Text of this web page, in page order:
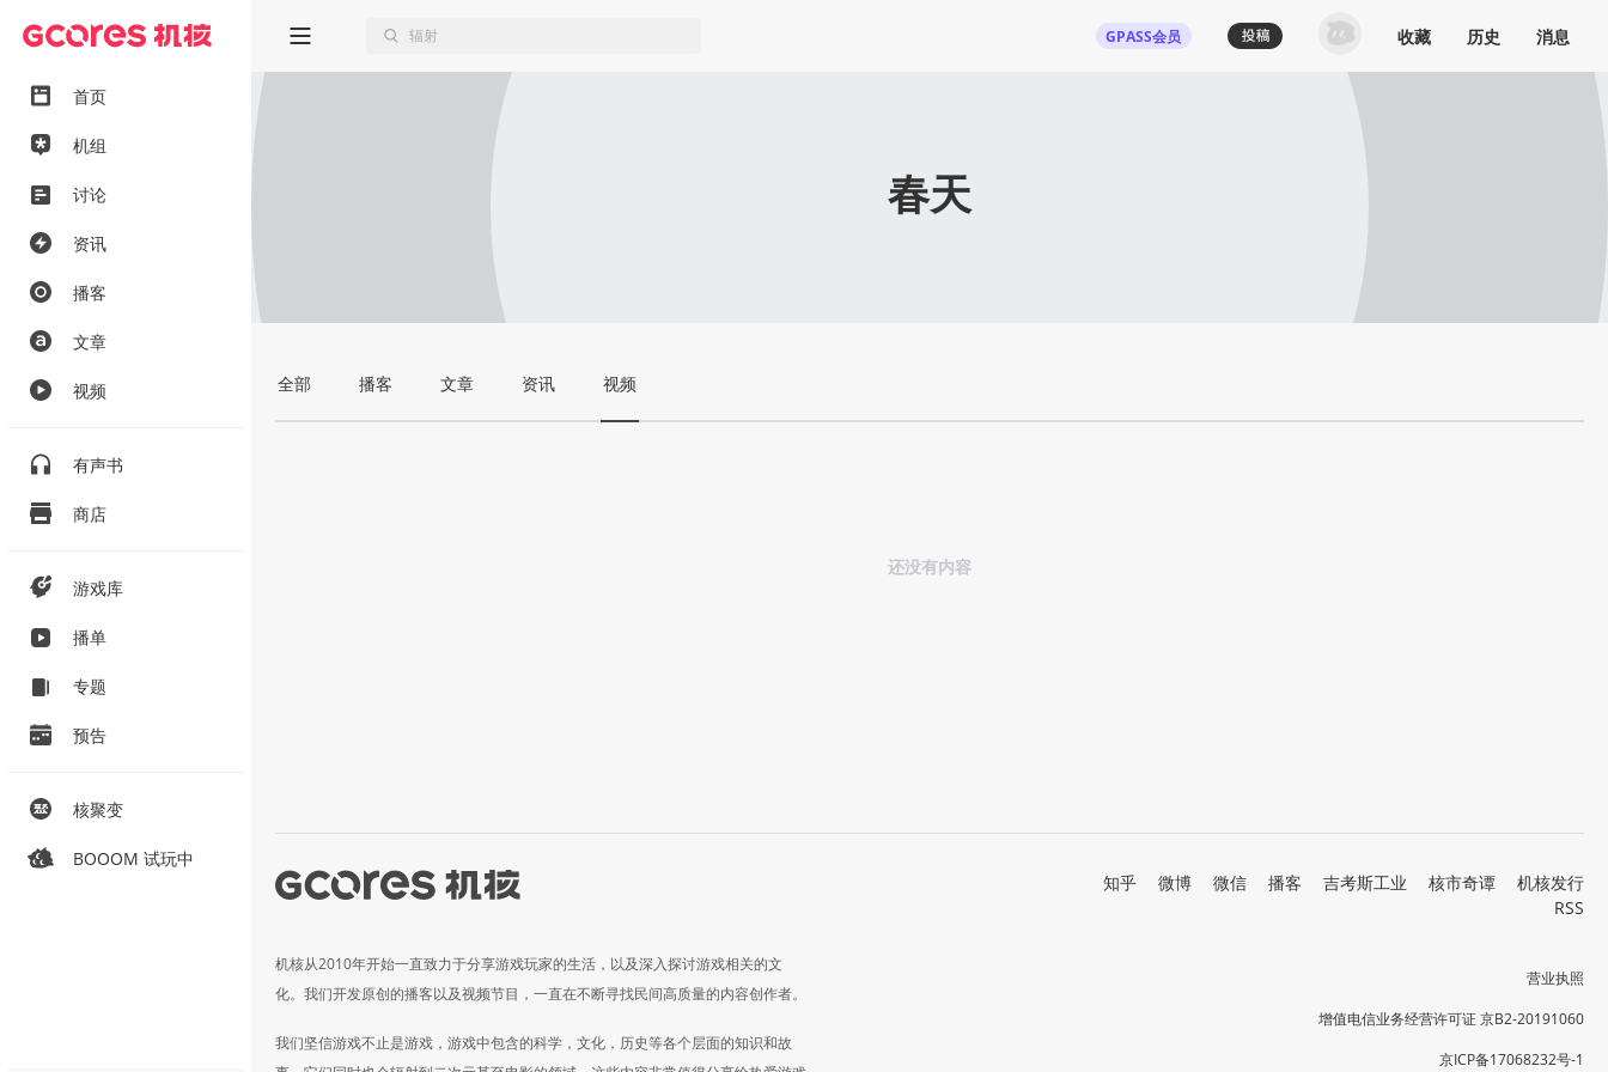
首页
机组
讨论
资讯
播客
文章
视频
有声书
商店
游戏库
播单
专题
预告
核聚变
BOOOM 试玩中
GPASS会员 收藏 历史 消息
春天
全部 播客 文章 资讯 视频
还没有内容
机核从2010年开始一直致力于分享游戏玩家的生活，以及深入探讨游戏相关的文
化。我们开发原创的播客以及视频节目，一直在不断寻找民间高质量的内容创作者。
我们坚信游戏不止是游戏，游戏中包含的科学，文化，历史等各个层面的知识和故
知乎 微博 微信 播客 吉考斯工业 核市奇谭
机核发行
RSS
营业执照
增值电信业务经营许可证 京B2-20191060
京ICP备17068232号-1